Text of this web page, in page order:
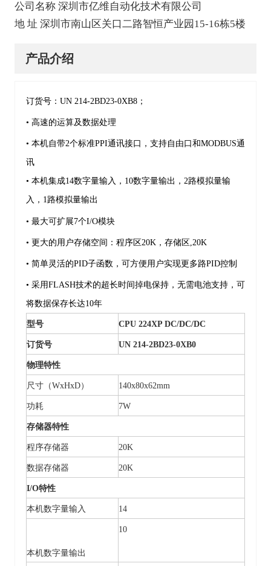
公司名称 深圳市亿维自动化技术有限公司
地 址 深圳市南山区关口二路智恒产业园15-16栋5楼
产品介绍
订货号：UN 214-2BD23-0XB8；
• 高速的运算及数据处理
• 本机自带2个标准PPI通讯接口，支持自由口和MODBUS通
讯
• 本机集成14数字量输入，10数字量输出，2路模拟量输
入，1路模拟量输出
• 最大可扩展7个I/O模块
• 更大的用户存储空间：程序区20K，存储区,20K
• 简单灵活的PID子函数，可方便用户实现更多路PID控制
• 采用FLASH技术的超长时间掉电保持，无需电池支持，可
将数据保存长达10年
型号 CPU 224XP DC/DC/DC
订货号 UN 214-2BD23-0XB0
物理特性
尺寸（WxHxD） 140x80x62mm
功耗 7W
存储器特性
程序存储器 20K
数据存储器 20K
I/O特性
本机数字量输入 14
本机数字量输出
10